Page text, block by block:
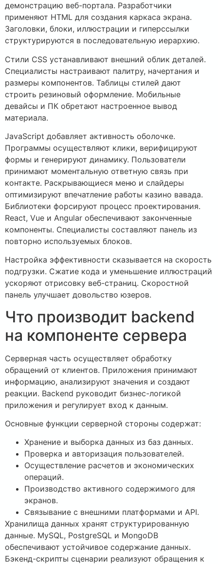
демонстрацию веб-портала. Разработчики
применяют HTML для создания каркаса экрана.
Заголовки, блоки, иллюстрации и гиперссылки
структурируются в последовательную иерархию.
Стили CSS устанавливают внешний облик деталей.
Специалисты настраивают палитру, начертания и
размеры компонентов. Таблицы стилей дают
строить резиновый оформление. Мобильные
девайсы и ПК обретают настроенное вывод
материала.
JavaScript добавляет активность оболочке.
Программы осуществляют клики, верифицируют
формы и генерируют динамику. Пользователи
принимают моментальную ответную связь при
контакте. Раскрывающиеся меню и слайдеры
оптимизируют впечатление работы казино вавада.
Библиотеки форсируют процесс проектирования.
React, Vue и Angular обеспечивают законченные
компоненты. Специалисты составляют панель из
повторно используемых блоков.
Настройка эффективности сказывается на скорость
подгрузки. Сжатие кода и уменьшение иллюстраций
ускоряют отрисовку веб-страниц. Скоростной
панель улучшает довольство юзеров.
Что производит backend
на компоненте сервера
Серверная часть осуществляет обработку
обращений от клиентов. Приложения принимают
информацию, анализируют значения и создают
реакции. Backend руководит бизнес-логикой
приложения и регулирует вход к данным.
Основные функции серверной стороны содержат:
Хранение и выборка данных из баз данных.
Проверка и авторизация пользователей.
Осуществление расчетов и экономических
операций.
Производство активного содержимого для
экранов.
Связывание с внешними платформами и API.
Хранилища данных хранят структурированную
данные. MySQL, PostgreSQL и MongoDB
обеспечивают устойчивое содержание данных.
Бэкенд-скрипты сценарии реализуют обращения к